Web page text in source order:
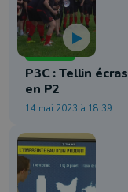
Football
P3C : Tellin
en P2
14 mai 2023 à 18:39